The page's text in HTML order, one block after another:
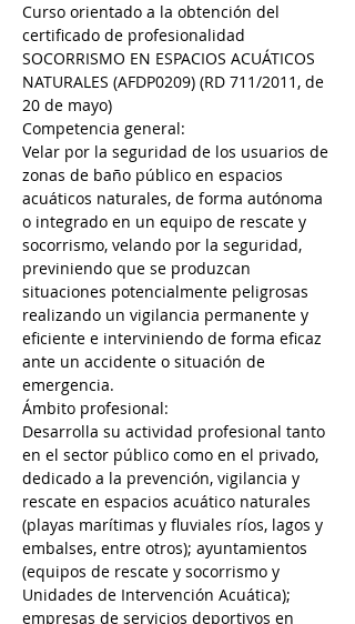
Curso orientado a la obtención del
certificado de profesionalidad
SOCORRISMO EN ESPACIOS ACUÁTICOS
NATURALES (AFDP0209) (RD 711/2011, de
20 de mayo)
Competencia general:
Velar por la seguridad de los usuarios de
zonas de baño público en espacios
acuáticos naturales, de forma autónoma
o integrado en un equipo de rescate y
socorrismo, velando por la seguridad,
previniendo que se produzcan
situaciones potencialmente peligrosas
realizando un vigilancia permanente y
eficiente e interviniendo de forma eficaz
ante un accidente o situación de
emergencia.
Ámbito profesional:
Desarrolla su actividad profesional tanto
en el sector público como en el privado,
dedicado a la prevención, vigilancia y
rescate en espacios acuático naturales
(playas marítimas y fluviales ríos, lagos y
embalses, entre otros); ayuntamientos
(equipos de rescate y socorrismo y
Unidades de Intervención Acuática);
empresas de servicios deportivos en